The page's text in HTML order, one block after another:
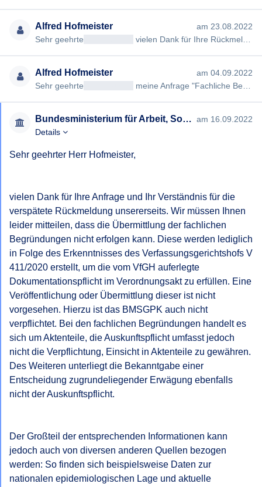
Alfred Hofmeister
am 23.08.2022
Sehr geehrte
vielen Dank für Ihre Rückmeldung! Es ist mir schon bewusst, dass eine fachliche Begründu…
Alfred Hofmeister
am 04.09.2022
Sehr geehrte
meine Anfrage "Fachliche Begründung zur 1. Novelle der 2. COVID-19-Basismaßnahmenverordn…
Bundesministerium für Arbeit, Soziales, Gesundheit, Pflege und Konsumentenschutz am 16.09.2022
Details
Sehr geehrter Herr Hofmeister,
vielen Dank für Ihre Anfrage und Ihr Verständnis für die
verspätete Rückmeldung unsererseits. Wir müssen Ihnen
leider mitteilen, dass die Übermittlung der fachlichen
Begründungen nicht erfolgen kann. Diese werden lediglich
in Folge des Erkenntnisses des Verfassungsgerichtshofs V
411/2020 erstellt, um die vom VfGH auferlegte
Dokumentationspflicht im Verordnungsakt zu erfüllen. Eine
Veröffentlichung oder Übermittlung dieser ist nicht
vorgesehen. Hierzu ist das BMSGPK auch nicht
verpflichtet. Bei den fachlichen Begründungen handelt es
sich um Aktenteile, die Auskunftspflicht umfasst jedoch
nicht die Verpflichtung, Einsicht in Aktenteile zu gewähren.
Des Weiteren unterliegt die Bekanntgabe einer
Entscheidung zugrundeliegender Erwägung ebenfalls
nicht der Auskunftspflicht.
Der Großteil der entsprechenden Informationen kann
jedoch auch von diversen anderen Quellen bezogen
werden: So finden sich beispielsweise Daten zur
nationalen epidemiologischen Lage und aktuelle